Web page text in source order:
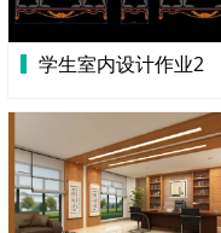
学生室内设计作业2